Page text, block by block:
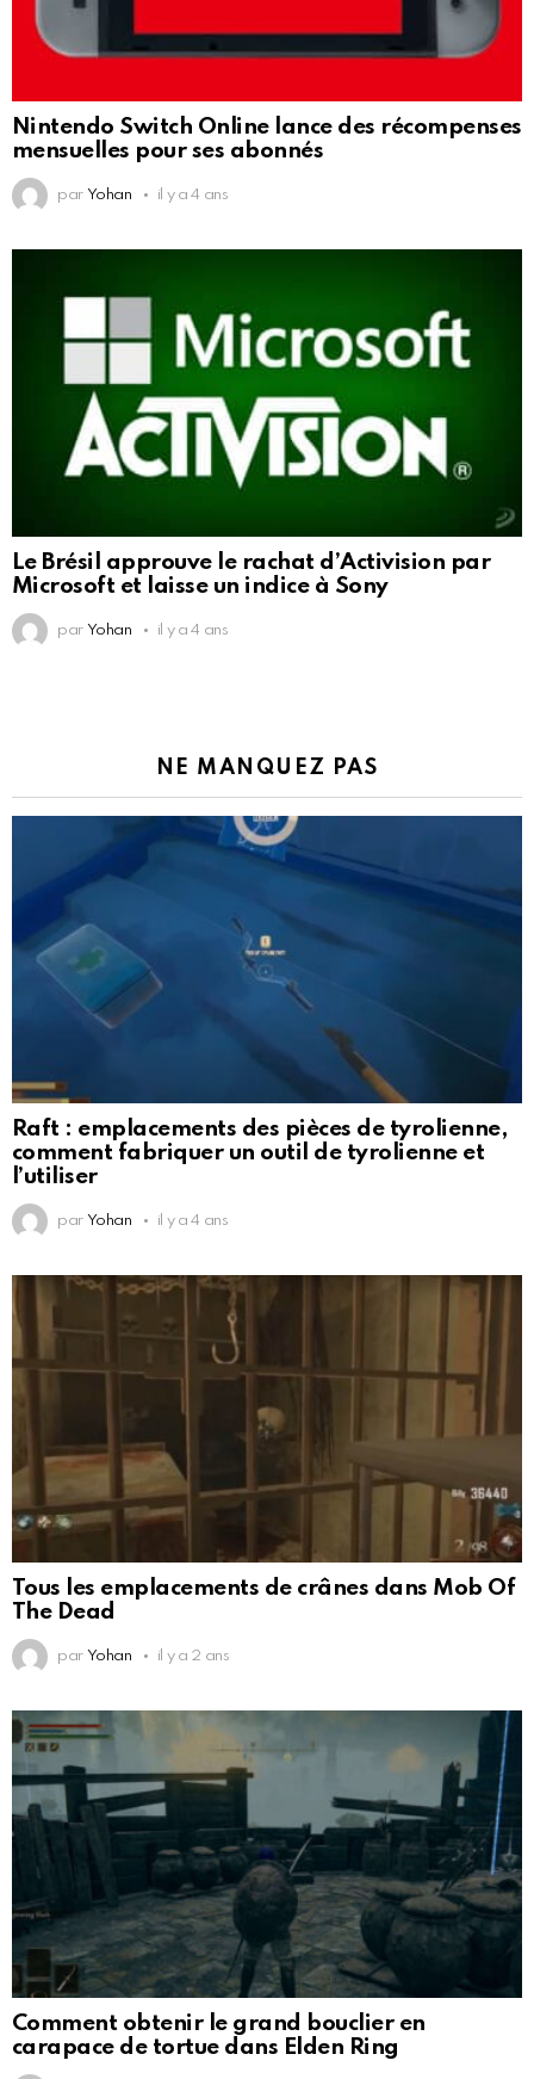
Nintendo Switch Online lance des récompenses
mensuelles pour ses abonnés
par Yohan il y a 4 ans
Le Brésil approuve le rachat d’Activision par
Microsoft et laisse un indice à Sony
par Yohan il y a 4 ans
NE MANQUEZ PAS
Raft : emplacements des pièces de tyrolienne,
comment fabriquer un outil de tyrolienne et
l’utiliser
par Yohan il y a 4 ans
Tous les emplacements de crânes dans Mob Of
The Dead
par Yohan il y a 2 ans
Comment obtenir le grand bouclier en
carapace de tortue dans Elden Ring